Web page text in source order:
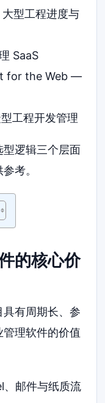
型工程进度与
SaaS
for the Web —
工程开发管理
逻辑三个层面
考。
的核心价
有周期长、参
理软件的价值
、邮件与纸质流